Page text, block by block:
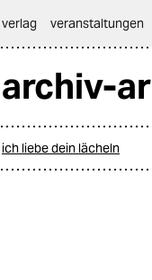
themen
verlag
veranstaltungen
archiv-
ich liebe dein lächeln